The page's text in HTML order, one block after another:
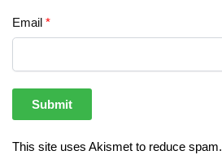
Email *
This site uses Akismet to reduce spam.